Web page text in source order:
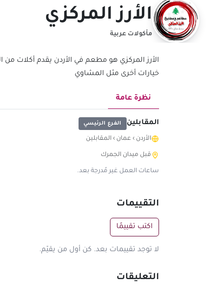
الأرز المركزي
مأكولات عربية
الأرز المركزي هو مطعم في الأردن يقدم أكلات
خيارات أخرى مثل المشاوي
نظرة عامة
المقابلين الفرع الرئيسي
الأردن › عمان › المقابلين
قبل ميدان الجمرك
ساعات العمل غير مُدرجة بعد.
التقييمات
اكتب تقييمًا
لا توجد تقييمات بعد. كن أول من يقيّم.
التعليقات